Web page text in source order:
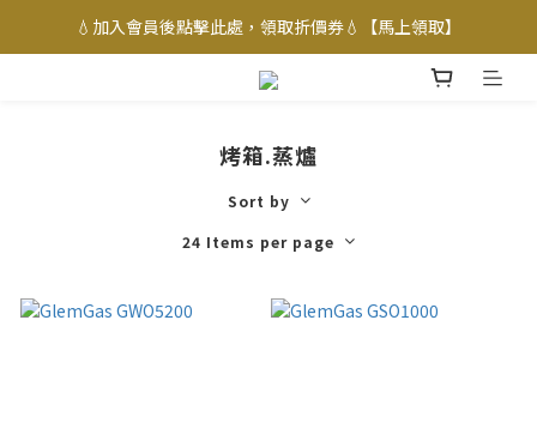
💧加入會員後點擊此處，領取折價券💧【馬上領取】
烤箱.蒸爐
Sort by
24 Items per page